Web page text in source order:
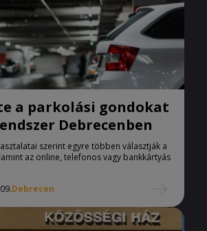
a parkolási gondokat
Debrecenben
szerint egyre többen választják a
az online, telefonos vagy bankkártyás
Debrecen